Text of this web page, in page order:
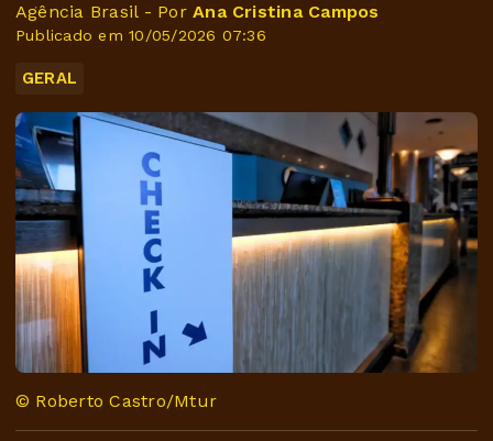
Agência Brasil - PorAna Cristina Campos
Publicado em 10/05/2026 07:36
GERAL
© Roberto Castro/Mtur